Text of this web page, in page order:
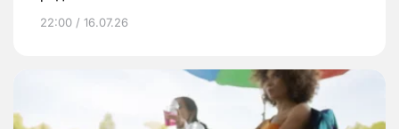
22:00 / 16.07.26